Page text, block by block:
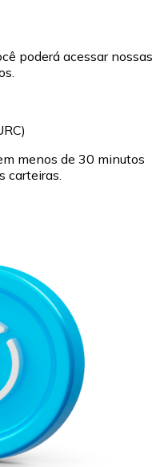
poderá acessar nossas
menos de 30 minutos
carteiras.